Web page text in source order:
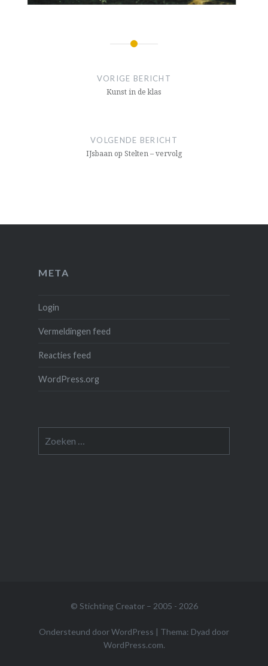
VORIGE BERICHT
Kunst in de klas
VOLGENDE BERICHT
IJsbaan op Stelten – vervolg
META
Login
Vermeldingen feed
Reacties feed
WordPress.org
naar:
© Stichting Creator – 2005 - 2026
Ondersteund door WordPress | Thema: Dyad door
WordPress.com.